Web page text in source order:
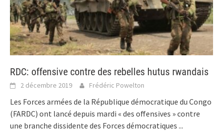
RDC: offensive contre des rebelles hutus rwandais
2 décembre 2019 Frédéric Powelton
Les Forces armées de la République démocratique du Congo
(FARDC) ont lancé depuis mardi « des offensives » contre
une branche dissidente des Forces démocratiques ...